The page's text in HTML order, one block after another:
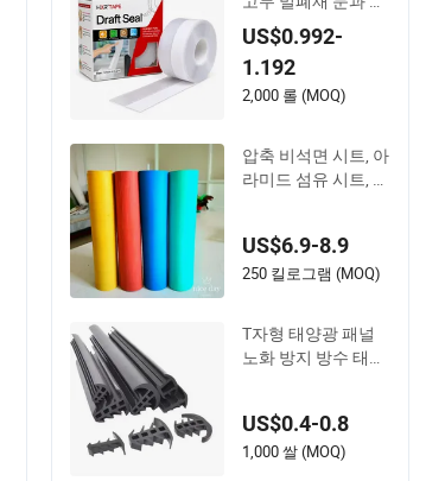
문용
US$0.992-
1.192
2,000 롤 (MOQ)
압축 비석면 시트, 아
라미드 섬유 시트, 우
US$6.9-8.9
250 킬로그램 (MOQ)
T자형 태양광 패널
노화 방지 방수 태양
틈 sealing 고무 씰
스트립
US$0.4-0.8
1,000 쌀 (MOQ)